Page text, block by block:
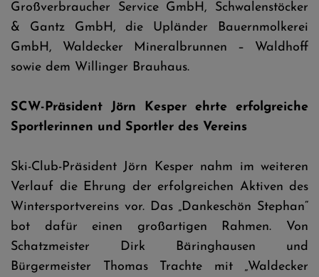
Großverbraucher Service GmbH, Schwalenstöcker
& Gantz GmbH, die Upländer Bauernmolkerei
GmbH, Waldecker Mineralbrunnen – Waldhoff
sowie dem Willinger Brauhaus.
SCW-Präsident Jörn Kesper ehrte erfolgreiche
Sportlerinnen und Sportler des Vereins
Ski-Club-Präsident Jörn Kesper nahm im weiteren
Verlauf die Ehrung der erfolgreichen Aktiven des
Wintersportvereins vor. Das „Dankeschön Stephan“
bot dafür einen großartigen Rahmen. Von
Schatzmeister Dirk Bäringhausen und
Bürgermeister Thomas Trachte mit „Waldecker